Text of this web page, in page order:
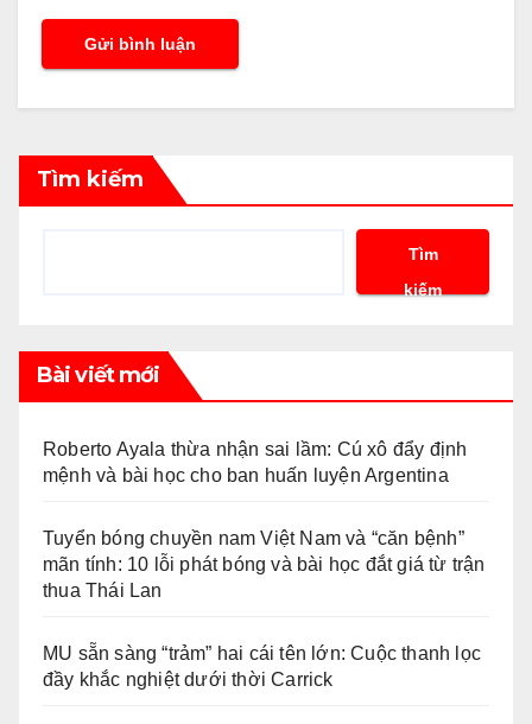
Tìm kiếm
Tìm
kiếm
Bài viết mới
Roberto Ayala thừa nhận sai lầm: Cú xô đẩy định
mệnh và bài học cho ban huấn luyện Argentina
Tuyển bóng chuyền nam Việt Nam và “căn bệnh”
mãn tính: 10 lỗi phát bóng và bài học đắt giá từ trận
thua Thái Lan
MU sẵn sàng “trảm” hai cái tên lớn: Cuộc thanh lọc
đầy khắc nghiệt dưới thời Carrick